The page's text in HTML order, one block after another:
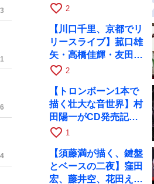
3
ゴスが10月9日にRAG
favorite_border 2
【川口千里、京都でリ
リースライブ】菰口雄
矢・高橋佳輝・友田ジ
ュンと9月28日にRAG
favorite_border 2
【トロンボーン1本で
描く壮大な音世界】村
田陽一がCD発売記念
ツアーで9月4日に京
favorite_border 1
【須藤満が描く、鍵盤
とベースの二夜】窪田
宏、藤井空、花田えみ